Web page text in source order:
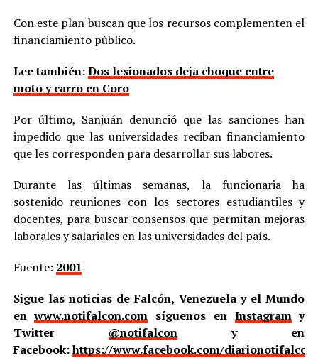
Con este plan buscan que los recursos complementen el
financiamiento público.
Lee también:Dos lesionados deja choque entre
moto y carro en Coro
Por último, Sanjuán denunció que las sanciones han
impedido que las universidades reciban financiamiento
que les corresponden para desarrollar sus labores.
Durante las últimas semanas, la funcionaria ha
sostenido reuniones con los sectores estudiantiles y
docentes, para buscar consensos que permitan mejoras
laborales y salariales en las universidades del país.
Fuente: 2001
Sigue las noticias de Falcón, Venezuela y el Mundo
enwww.notifalcon.com síguenos en Instagramy
Twitter @notifalcony en
Facebook:https://www.facebook.com/